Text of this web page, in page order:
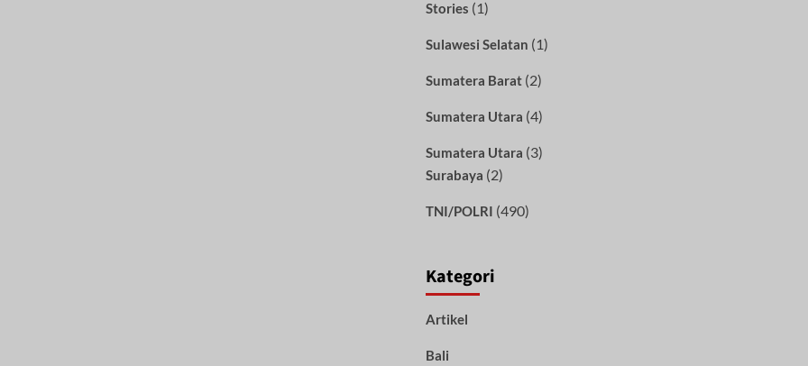
Stories (1)
Sulawesi Selatan (1)
Sumatera Barat(2)
Sumatera Utara (4)
Sumatera Utara (3)
Surabaya (2)
TNI/POLRI (490)
Kategori
Artikel
Bali